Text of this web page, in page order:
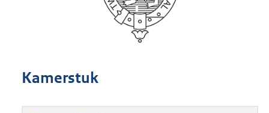
Kamerstuk